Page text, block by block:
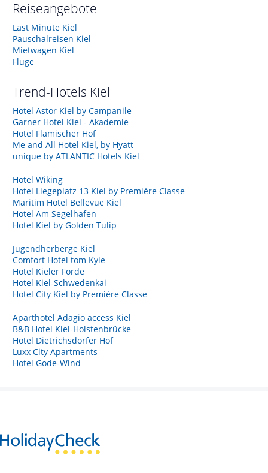
Reiseangebote
Last Minute Kiel
Pauschalreisen Kiel
Mietwagen Kiel
Flüge
Trend-Hotels Kiel
Hotel Astor Kiel by Campanile
Garner Hotel Kiel - Akademie
Hotel Flämischer Hof
Me and All Hotel Kiel, by Hyatt
unique by ATLANTIC Hotels Kiel
Hotel Wiking
Hotel Liegeplatz 13 Kiel by Première Classe
Maritim Hotel Bellevue Kiel
Hotel Am Segelhafen
Hotel Kiel by Golden Tulip
Jugendherberge Kiel
Comfort Hotel tom Kyle
Hotel Kieler Förde
Hotel Kiel-Schwedenkai
Hotel City Kiel by Première Classe
Aparthotel Adagio access Kiel
B&B Hotel Kiel-Holstenbrücke
Hotel Dietrichsdorfer Hof
Luxx City Apartments
Hotel Gode-Wind